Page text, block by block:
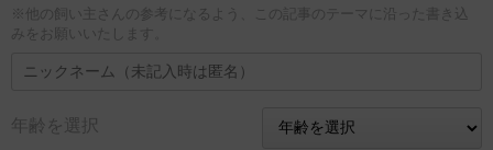
※他の飼い主さんの参考になるよう、この記事のテーマに沿った書き込
みをお願いいたします。
年齢を選択